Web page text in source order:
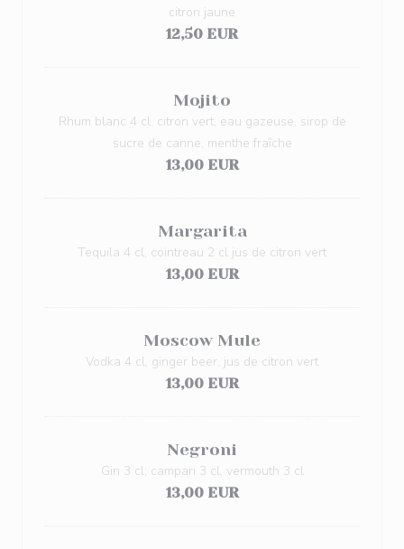
citron jaune
12,50 EUR
Mojito
Rhum blanc 4 cl, citron vert, eau gazeuse, sirop de
sucre de canne, menthe fraîche
13,00 EUR
Margarita
Tequila 4 cl, cointreau 2 cl jus de citron vert
13,00 EUR
Moscow Mule
Vodka 4 cl, ginger beer, jus de citron vert
13,00 EUR
Negroni
Gin 3 cl; campari 3 cl, vermouth 3 cl
13,00 EUR